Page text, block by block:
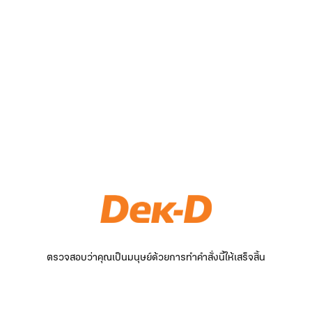
ตรวจสอบว่าคุณเป็นมนุษย์ด้วยการทำคำสั่งนี้ให้เสร็จสิ้น